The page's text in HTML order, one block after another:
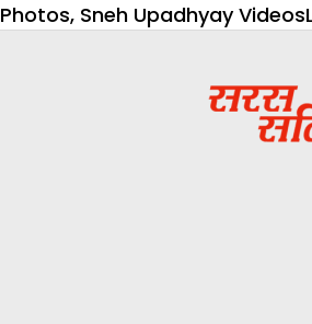
Photos, Sneh Upadhyay Videos